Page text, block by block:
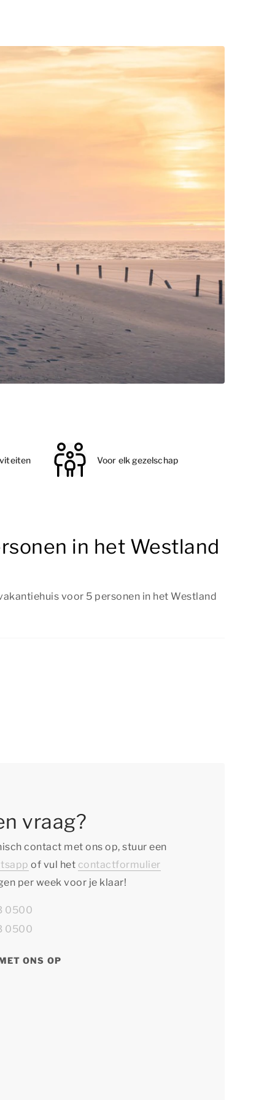
Voor elk gezelschap
in het Westland
voor 5 personen in het Westland
vraag?
contact met ons op, stuur een
of vul het contactformulier
per week voor je klaar!
0500
0500
ONS OP